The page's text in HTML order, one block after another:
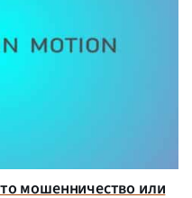
мошенничество или